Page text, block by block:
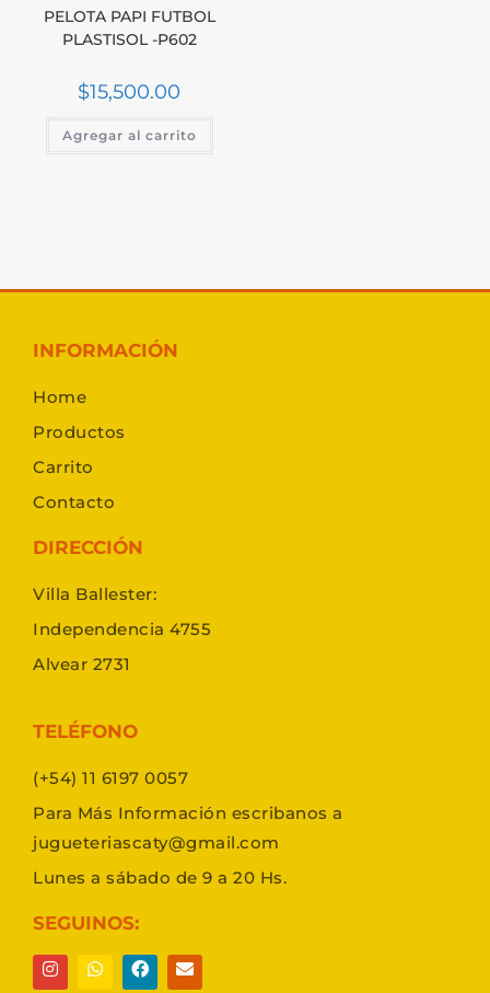
PELOTA PAPI FUTBOL
PLASTISOL -P602
$15,500.00
Agregar al carrito
INFORMACIÓN
Home
Productos
Carrito
Contacto
DIRECCIÓN
Villa Ballester:
Independencia 4755
Alvear 2731
TELÉFONO
(+54) 11 6197 0057
Para Más Información escribanos a
jugueteriascaty@gmail.com
Lunes a sábado de 9 a 20 Hs.
SEGUINOS: